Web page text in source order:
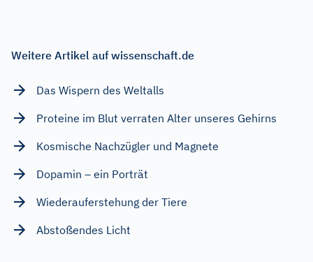
Weitere Artikel auf wissenschaft.de
Das Wispern des Weltalls
Proteine im Blut verraten Alter unseres Gehirns
Kosmische Nachzügler und Magnete
Dopamin – ein Porträt
Wiederauferstehung der Tiere
Abstoßendes Licht